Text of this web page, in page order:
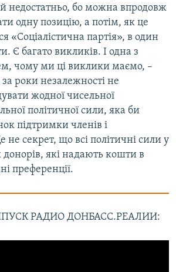
недостатньо, бо можна впродовж
одну позицію, а потім, як це
«Соціалістична партія», в один
Є багато викликів. І одна з
чому ми ці виклики маємо, –
роки незалежності не
жодної чисельної
політичної сили, яка би
підтримки членів і
не секрет, що всі політичні сили у
донорів, які надають кошти в
преференції.
РАДИО ДОНБАСС.РЕАЛИИ: